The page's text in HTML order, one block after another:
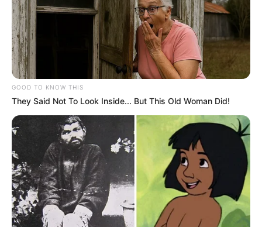
(foto: instagram/amelalvireal)
4. Dikenal modis dengan beragam dress yang menarik
GOOD TO KNOW THIS
They Said Not To Look Inside... But This Old Woman Did!